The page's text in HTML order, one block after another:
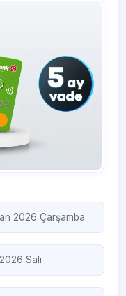
2026 Çarşamba
Salı